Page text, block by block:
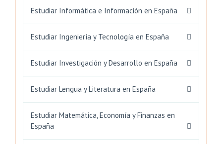
Estudiar Informática e Información en España
Estudiar Ingeniería y Tecnología en España
Estudiar Investigación y Desarrollo en España
Estudiar Lengua y Literatura en España
Estudiar Matemática, Economía y Finanzas en
España